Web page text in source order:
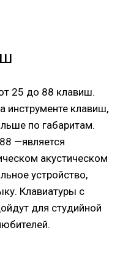
25 до 88 клавиш.
инструменте клавиш,
по габаритам.
—является
акустическом
устройство,
Клавиатуры с
для студийной